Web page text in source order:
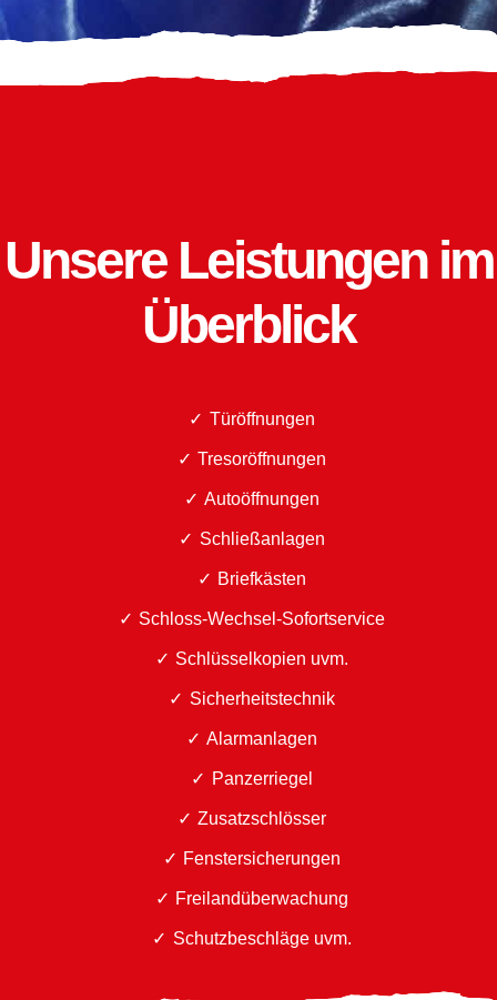
Unsere Leistungen im
Überblick
Türöffnungen
Tresoröffnungen
Autoöffnungen
Schließanlagen
Briefkästen
Schloss-Wechsel-Sofortservice
Schlüsselkopien uvm.
Sicherheitstechnik
Alarmanlagen
Panzerriegel
Zusatzschlösser
Fenstersicherungen
Freilandüberwachung
Schutzbeschläge uvm.